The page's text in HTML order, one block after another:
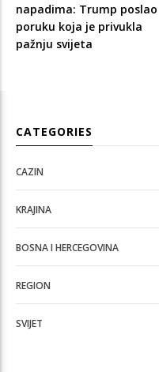
napadima: Trump poslao
poruku koja je privukla
pažnju svijeta
CATEGORIES
CAZIN
KRAJINA
BOSNA I HERCEGOVINA
REGION
SVIJET